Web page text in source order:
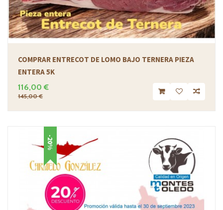
COMPRAR ENTRECOT DE LOMO BAJO TERNERA PIEZA
ENTERA 5K
116,00 €
145,00 €
-20%